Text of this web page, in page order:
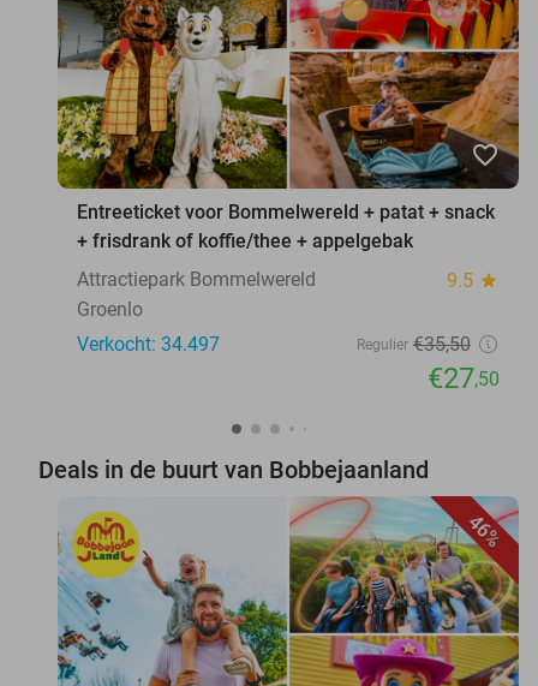
favorite_border
Entreeticket voor Bommelwereld + patat + snack
+ frisdrank of koffie/thee + appelgebak
Attractiepark Bommelwereld
9.5 star
Groenlo
Verkocht: 34.497
Regulier €35,50
€27,50
Deals in de buurt van Bobbejaanland
46%